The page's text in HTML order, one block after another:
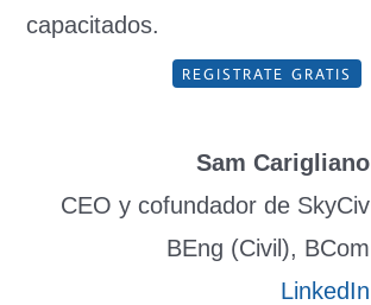
capacitados.
REGISTRATE GRATIS
Sam Carigliano
CEO y cofundador de SkyCiv
BEng (Civil), BCom
LinkedIn